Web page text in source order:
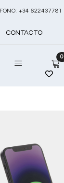
+34 622437781
CONTACTO
0